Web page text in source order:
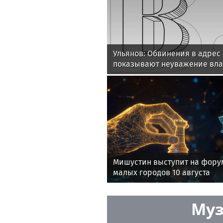
Ульянов: Обвинения в адрес
показывают неуважение
народу
Мишустин выступит на
малых городов 10 августа